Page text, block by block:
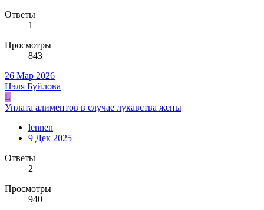
Ответы
1
Просмотры
843
26 Мар 2026
Нэля Буйлова
L
Уплата алиментов в случае лукавства жены
lennen
9 Дек 2025
Ответы
2
Просмотры
940